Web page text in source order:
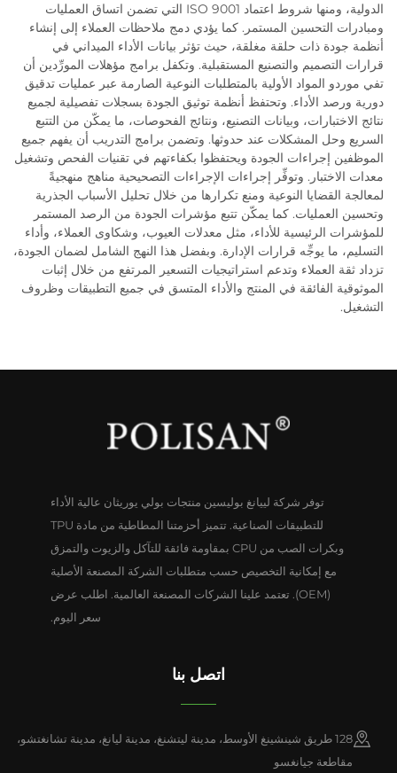
الدولية، ومنها شروط اعتماد ISO 9001 التي تضمن اتساق العمليات
ومبادرات التحسين المستمر. كما يؤدي دمج ملاحظات العملاء إلى إنشاء
أنظمة جودة ذات حلقة مغلقة، حيث تؤثر بيانات الأداء الميداني في
قرارات التصميم والتصنيع المستقبلية. وتكفل برامج مؤهلات المورِّدين أن
تفي موردو المواد الأولية بالمتطلبات النوعية الصارمة عبر عمليات تدقيق
دورية ورصد الأداء. وتحتفظ أنظمة توثيق الجودة بسجلات تفصيلية لجميع
نتائج الاختبارات، وبيانات التصنيع، ونتائج الفحوصات، ما يمكّن من التتبع
السريع وحل المشكلات عند حدوثها. وتضمن برامج التدريب أن يفهم جميع
الموظفين إجراءات الجودة ويحتفظوا بكفاءتهم في تقنيات الفحص وتشغيل
معدات الاختبار. وتوفِّر إجراءات الإجراءات التصحيحية مناهج منهجيةً
لمعالجة القضايا النوعية ومنع تكرارها من خلال تحليل الأسباب الجذرية
وتحسين العمليات. كما يمكّن تتبع مؤشرات الجودة من الرصد المستمر
للمؤشرات الرئيسية للأداء، مثل معدلات العيوب، وشكاوى العملاء، وأداء
التسليم، ما يوجِّه قرارات الإدارة. وبفضل هذا النهج الشامل لضمان الجودة،
تزداد ثقة العملاء وتدعم استراتيجيات التسعير المرتفع من خلال إثبات
الموثوقية الفائقة في المنتج والأداء المتسق في جميع التطبيقات وظروف
التشغيل.
توفر شركة لييانغ بوليسين منتجات بولي يوريثان عالية الأداء
للتطبيقات الصناعية. تتميز أحزمتنا المطاطية من مادة TPU
وبكرات الصب من CPU بمقاومة فائقة للتآكل والزيوت والتمزق
مع إمكانية التخصيص حسب متطلبات الشركة المصنعة الأصلية
(OEM). تعتمد علينا الشركات المصنعة العالمية. اطلب عرض
سعر اليوم.
اتصل بنا
128 طريق شينشينغ الأوسط، مدينة ليتشنغ، مدينة ليانغ، مدينة تشانغتشو،
مقاطعة جيانغسو